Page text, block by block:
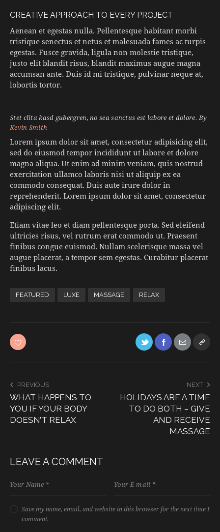
CREATIVE APPROACH TO EVERY PROJECT
Aenean et egestas nulla. Pellentesque habitant morbi
tristique senectus et netus et malesuada fames ac turpis
egestas. Fusce gravida, ligula non molestie tristique,
justo elit blandit risus, blandit maximus augue magna
accumsan ante. Duis id mi tristique, pulvinar neque at,
lobortis tortor.
Stet clita kasd gubergren, no sea sanctus est labore et dolore. By
Kevin Smith
Lorem ipsum dolor sit amet, consectetur adipisicing elit,
sed do eiusmod tempor incididunt ut labore et dolore
magna aliqua. Ut enim ad minim veniam, quis nostrud
exercitation ullamco laboris nisi ut aliquip ex ea
commodo consequat. Duis aute irure dolor in
reprehenderit. Lorem ipsum dolor sit amet, consectetur
adipiscing elit.
Etiam vitae leo et diam pellentesque porta. Sed eleifend
ultricies risus, vel rutrum erat commodo ut. Praesent
finibus congue euismod. Nullam scelerisque massa vel
augue placerat, a tempor sem egestas. Curabitur placerat
finibus lacus.
FEATURED LUXE MASSAGE RELAX
PREVIOUS
WHAT HAPPENS TO
YOU IF YOUR BODY
DOESN’T RELAX
NEXT
HOLIDAYS ARE A TIME
TO DO BOTH – GIVE
AND RECEIVE
MASSAGE
LEAVE A COMMENT
Save my name, email, and website in this browser for the next time I
comment.